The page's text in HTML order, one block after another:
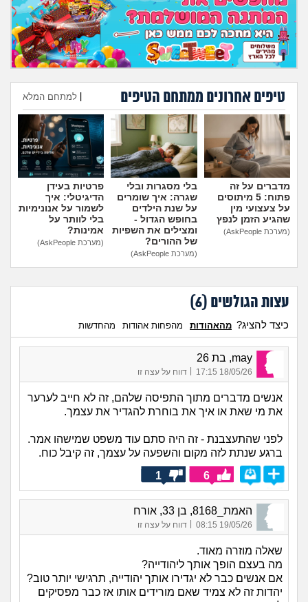
יוקר המחיה
גאווה
טיפים אחרונים ממתחם הטיפים למתחם המלא
הוספת טיפ
מדברים על זה
פתוח: 5 מיתוסים
על צעצועי מין
שהגיע הזמן לנפץ
(מערכת AskPeople)
בלי מסגרות ובלי
שגרה: איך שומרים
על שנת הילדים
בחופש הגדול -
ומצילים את השפיות
של ההורים?
(מערכת AskPeople)
פרטיות בעידן
הדיגיטלי: איך
לשמור על אנונימיות
בלי לוותר על
אמינות?
(מערכת AskPeople)
עצות הגולשים (6
)
כיצד להציג? מהאהודות מהפחות אהודות מהחדשות
may, בת 26
18/05/26 17:15
| דווח על עצה זו
אנשים מדברים מתוך התפיסה שלהם, זה לא חייב לערער
את מי שאת או איך את בוחרת להגדיר את עצמך.
לפני שהתעצבנת - זה היה סתם עוד משפט שמישהו אמר.
ברגע שנתת לזה מקום והשפעה על עצמך, זה קיבל כוח.
6
1
האמת_8168, בן 33, אורח
19/05/26 08:15 דווח על עצה זו
שאלה מוזרה מאוד.
מה בעצם הופך אותך ליהודייה?
אם אנשים כבר לא יגדירו אותך יהודייה, תרגישי יותר טוב?
יהדות זה לא צמיד שאם מורידים אותו אז כבר מפסיקים